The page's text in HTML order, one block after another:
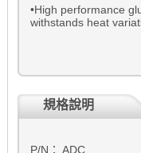
•High performance
withstands heat
規格說明
P/N： ADC